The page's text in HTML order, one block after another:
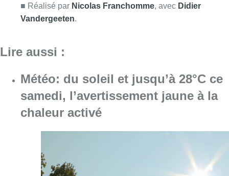
08 août 2026Consulter l'article "Météo: du soleil et